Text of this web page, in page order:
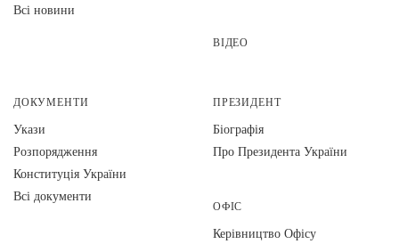
Всі новини
ВІДЕО
ДОКУМЕНТИ
Укази
Розпорядження
Конституція України
Всі документи
ПРЕЗИДЕНТ
Біографія
Про Президента України
ОФІС
Керівництво Офісу